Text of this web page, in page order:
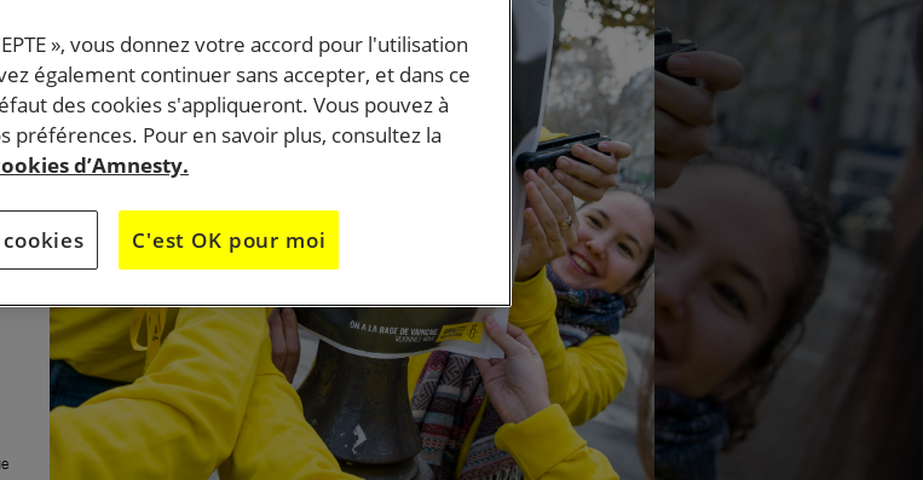
», vous donnez votre accord pour l'utilisation
également continuer sans accepter, et dans ce
des cookies s'appliqueront. Vous pouvez à
Pour en savoir plus, consultez la
d’Amnesty.
C'est OK pour moi